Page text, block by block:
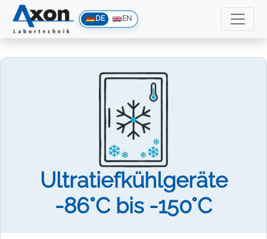
DE EN
Ultratiefkühlgeräte
-86°C bis -150°C